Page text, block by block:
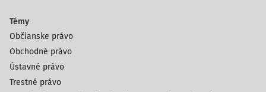
Témy
Občianske právo
Obchodné právo
Ústavné právo
Trestné právo